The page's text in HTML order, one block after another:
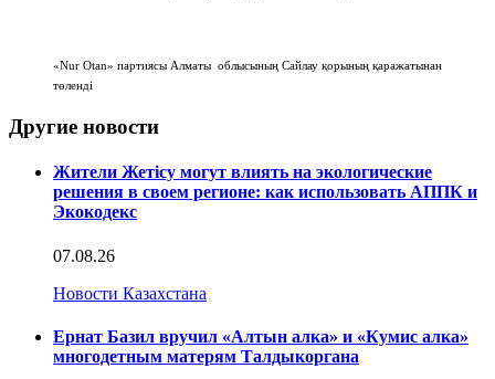
«Nur Otan» партиясы Алматы облысының Сайлау қорының қаражатынан
төленді
Другие новости
Жители Жетісу могут влиять на экологические
решения в своем регионе: как использовать АППК и
Экокодекс
07.08.26
Новости Казахстана
Ернат Базил вручил «Алтын алка» и «Кумис алка»
многодетным матерям Талдыкоргана